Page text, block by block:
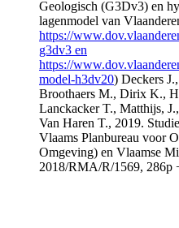
Geologisch (G3Dv3) en
lagenmodel van
https://
g3dv3 en
https://
model-h3dv20) Deckers
Broothaers M., Dirix K.,
Lanckacker T., Matthijs,
Van Haren T., 2019.
Vlaams Planbureau voor
Omgeving) en Vlaamse
2018/RMA/R/1569, 286p